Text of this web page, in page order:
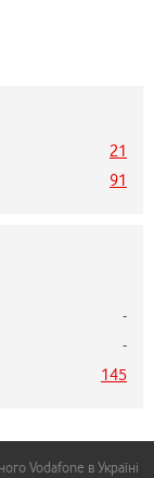
21
91
-
-
145
Vodafone в Україні